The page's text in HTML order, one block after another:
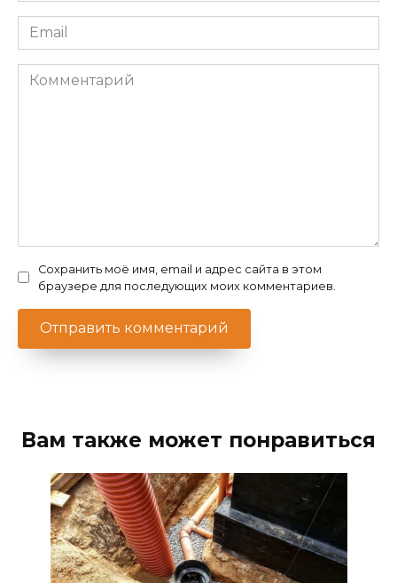
Email
*
Комментарий
Сохранить моё имя, email и адрес сайта в этом
браузере для последующих моих комментариев.
Вам также может понравиться